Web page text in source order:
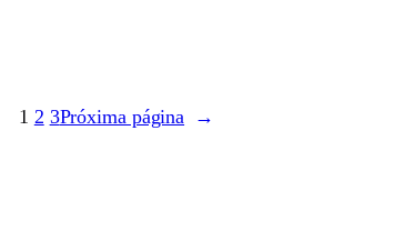
1 2 3Próxima página →